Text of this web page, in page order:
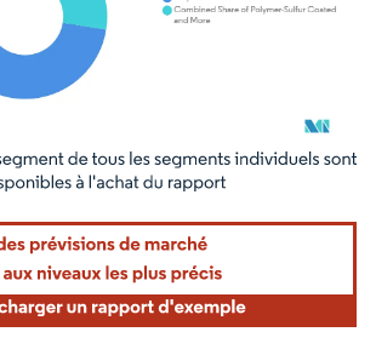
La réutilisation nécessite une attribution sous CC BY